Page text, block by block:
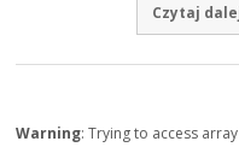
Czytaj
Warning: Trying to access